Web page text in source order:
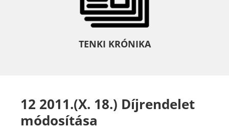
TENKI KRÓNIKA
12 2011.(X. 18.) Díjrendelet
módosítása